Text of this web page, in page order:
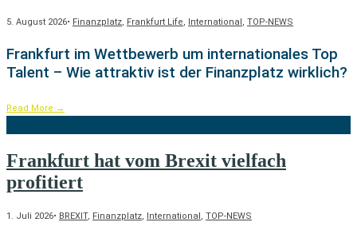
5. August 2026• Finanzplatz, Frankfurt Life, International , TOP-NEWS
Frankfurt im Wettbewerb um internationales Top
Talent – Wie attraktiv ist der Finanzplatz wirklich?
Read More →
Frankfurt hat vom Brexit vielfach
profitiert
1. Juli 2026• BREXIT, Finanzplatz, International , TOP-NEWS